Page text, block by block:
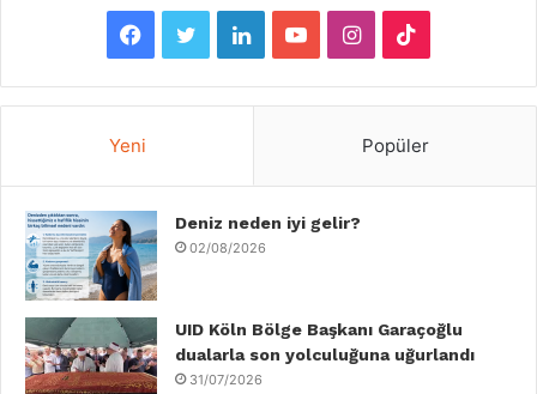
a
b
o
o
k
w
t
r
L
i
e
I
n
o
u
e
I
n
r
i
Yeni Popüler
Deniz neden iyi gelir?
02/08/2026
UID Köln Bölge Başkanı Garaçoğlu
dualarla son yolculuğuna uğurlandı
31/07/2026